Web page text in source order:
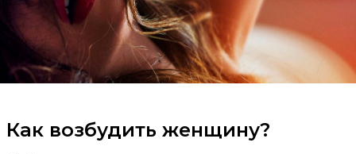
Как возбудить женщину?